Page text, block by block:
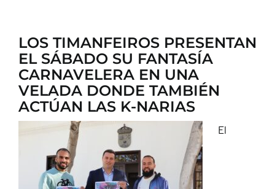
LOS TIMANFEIROS PRESENTAN
EL SÁBADO SU FANTASÍA
CARNAVELERA EN UNA
VELADA DONDE TAMBIÉN
ACTÚAN LAS K-NARIAS
El